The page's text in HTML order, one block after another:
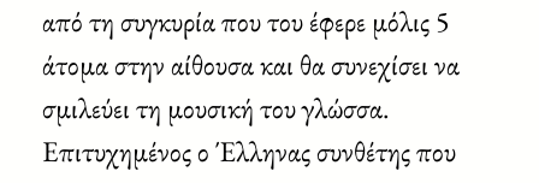
από τη συγκυρία που του έφερε μόλις 5
άτομα στην αίθουσα και θα συνεχίσει να
σμιλεύει τη μουσική του γλώσσα.
Επιτυχημένος ο Έλληνας συνθέτης που